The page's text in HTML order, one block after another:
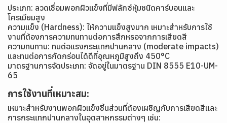
ประเภท: ลวดเชื่อมพอกผิวแข็งที่มีฟลักซ์หุ้มชนิดคาร์บอนและ
โครเมียมสูง
ความแข็ง (Hardness): ให้ความแข็งสูงมาก เหมาะสำหรับการใช้
งานที่ต้องการความทนทานต่อการสึกหรอจากการเสียดสี
ความทนทาน: ทนต่อแรงกระแทกปานกลาง (moderate impacts)
และทนต่อการกัดกร่อนได้ดีที่อุณหภูมิสูงถึง 450°C
มาตรฐานการจัดประเภท: จัดอยู่ในมาตรฐาน DIN 8555 E10-UM-
65
การใช้งานที่เหมาะสม:
เหมาะสำหรับงานพอกผิวแข็งชิ้นส่วนที่ต้องเผชิญกับการเสียดสีและ
การกระแทกปานกลางในอุตสาหกรรมต่างๆ เช่น: